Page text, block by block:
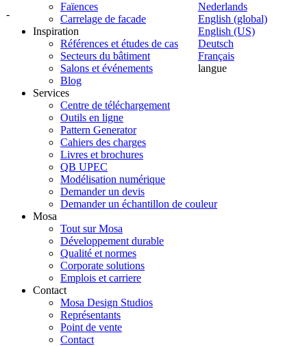
-
Nederlands
English (global)
English (US)
Deutsch
Français
langue
Faïences
Carrelage de facade
Inspiration
Références et études de cas
Secteurs du bâtiment
Salons et événements
Blog
Services
Centre de téléchargement
Outils en ligne
Pattern Generator
Cahiers des charges
Livres et brochures
QB UPEC
Modélisation numérique
Demander un devis
Demander un échantillon de couleur
Mosa
Tout sur Mosa
Développement durable
Qualité et normes
Corporate solutions
Emplois et carriere
Contact
Mosa Design Studios
Représentants
Point de vente
Contact